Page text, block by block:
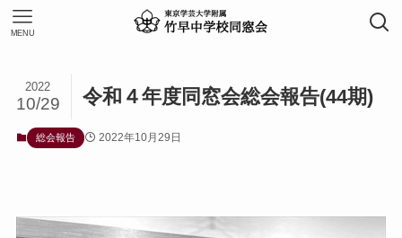
MENU
令和４年度同窓会総会報告(44期)
2022
10/29
総会報告 2022年10月29日